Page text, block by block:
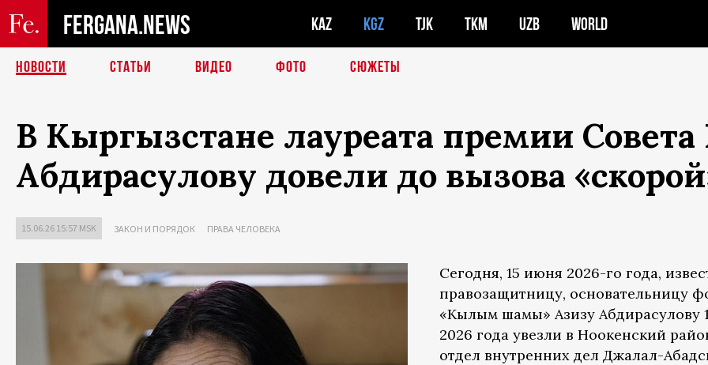
FERGANA.NEWS KAZ KGZ TJK TKM UZB WORLD
НОВОСТИ СТАТЬИ ВИДЕО ФОТО СЮЖЕТЫ
В Кыргызстане лауреата премии
Абдирасулову довели до вызова
15.06.26 15:57 MSK ЗАКОН И ПОРЯДОК ПРАВА ЧЕЛОВЕКА
Сегодня, 15 июня 2026-го года,
правозащитницу, основательницу
«Кылым шамы» Азизу Абдирасулову
2026 года увезли в Ноокенский
отдел внутренних дел Джалал-